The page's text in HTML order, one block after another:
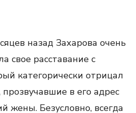
назад Захарова очень
свое расставание с
категорически отрицал
в его адрес
жены. Безусловно, всегда